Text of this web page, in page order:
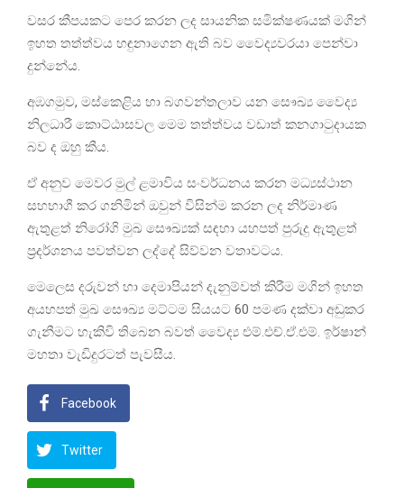
වසර කීපයකට පෙර කරන ලද සායනික සමික්ෂණයක් මගින්
ඉහත තත්ත්වය හඳුනාගෙන ඇති බව වෛද්‍යවරයා පෙන්වා
දුන්නේය.
අඹගමුව, මස්කෙළිය හා බගවන්තලාව යන සෞඛ්‍ය වෛද්‍ය
නිලධාරී කොට්ඨාසවල මෙම තත්ත්වය වඩාත් කනගාටුදායක
බව ද ඔහු කීය.
ඒ අනුව මෙවර මුල් ළමාවිය සංවර්ධනය කරන මධ්‍යස්ථාන
සහභාගී කර ගනිමින් ඔවුන් විසින්ම කරන ලද නිර්මාණ
ඇතුළත් නිරෝගි මුඛ සෞඛ්‍යක් සඳහා යහපත් පුරුදු ඇතුළත්
ප්‍රදර්ශනය පවත්වන ලද්දේ සිව්වන වතාවටය.
මෙලෙස දරුවන් හා දෙමාපියන් දැනුම්වත් කිරීම මගින් ඉහත
අයහපත් මුඛ සෞඛ්‍ය මට්ටම සියයට 60 පමණ දක්වා අඩුකර
ගැනීමට හැකිවි තිබෙන බවත් වෛද්‍ය එම්.එච්.ඒ.එම්. ඉර්ෂාන්
මහතා වැඩිදුරටත් පැවසීය.
Facebook
Twitter